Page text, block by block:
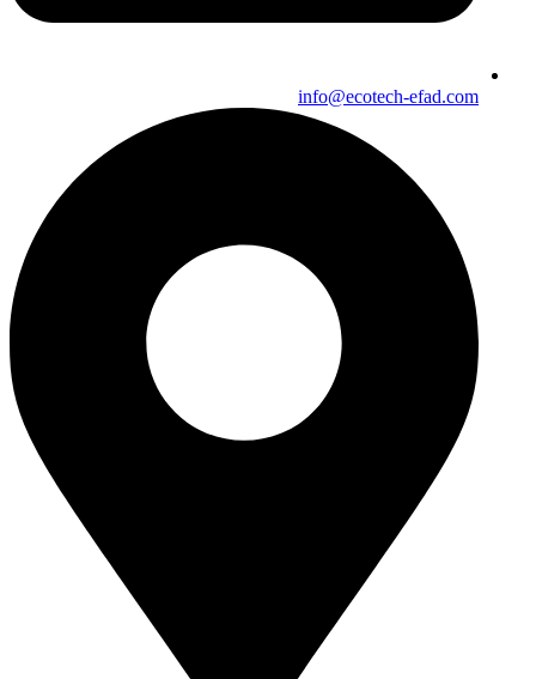
info@ecotech-efad.com